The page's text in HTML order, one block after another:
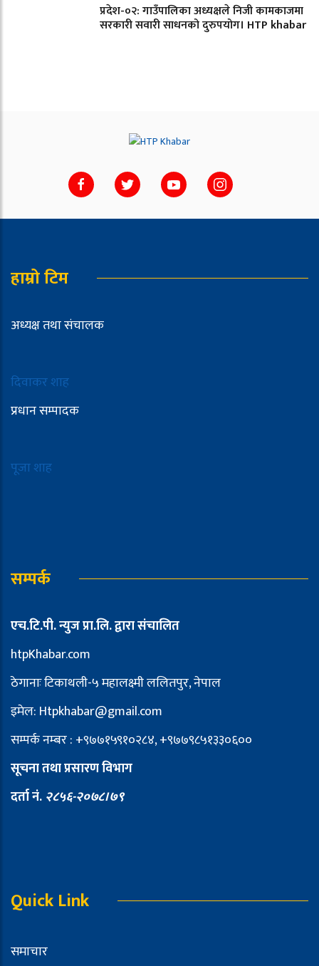
प्रदेश-०२: गाउँपालिका अध्यक्षले निजी कामकाजमा
सरकारी सवारी साधनको दुरुपयोग। HTP khabar
हाम्रो टिम
अध्यक्ष तथा संचालक
दिवाकर शाह
प्रधान सम्पादक
पूजा शाह
सम्पर्क
एच.टि.पी. न्युज प्रा.लि. द्वारा संचालित
htpKhabar.com
ठेगानाः टिकाथली-५ महालक्ष्मी ललितपुर, नेपाल
इमेल: Htpkhabar@gmail.com
सम्पर्क नम्बर : +९७७१५९१०२८४, +९७७९८५१३३०६००
सूचना तथा प्रसारण विभाग
दर्ता नं. २८५६-२०७८।७९
Quick Link
समाचार